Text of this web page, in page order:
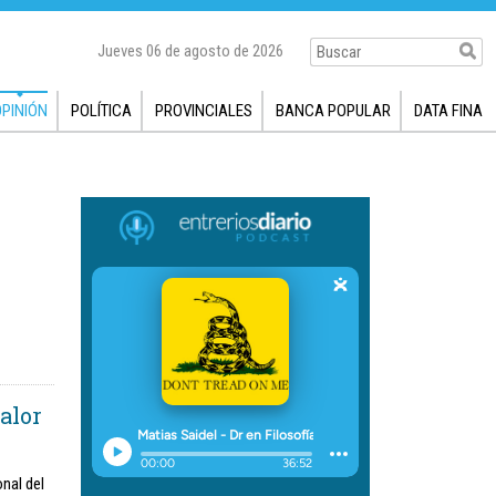
Jueves 06 de agosto de 2026
POLÍTICA PROVINCIALES BANCA POPULAR DATA FINA
del